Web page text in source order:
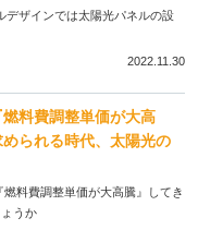
デザインでは太陽光パネルの設
2022.11.30
燃料費調整単価が大高
られる時代、太陽光の
燃料費調整単価が大高騰』してき
うか